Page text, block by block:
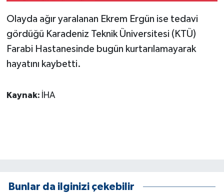
Olayda ağır yaralanan Ekrem Ergün ise tedavi
gördüğü Karadeniz Teknik Üniversitesi (KTÜ)
Farabi Hastanesinde bugün kurtarılamayarak
hayatını kaybetti.
Kaynak: İHA
Bunlar da ilginizi çekebilir
SİYASET
YEREL